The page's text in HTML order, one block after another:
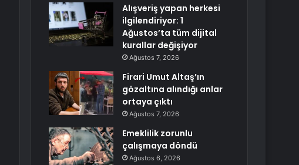
Alışveriş yapan herkesi
ilgilendiriyor: 1
Ağustos’ta tüm dijital
kurallar değişiyor
Ağustos 7, 2026
Firari Umut Altaş’ın
gözaltına alındığı anlar
ortaya çıktı
Ağustos 7, 2026
Emeklilik zorunlu
çalışmaya döndü
Ağustos 6, 2026